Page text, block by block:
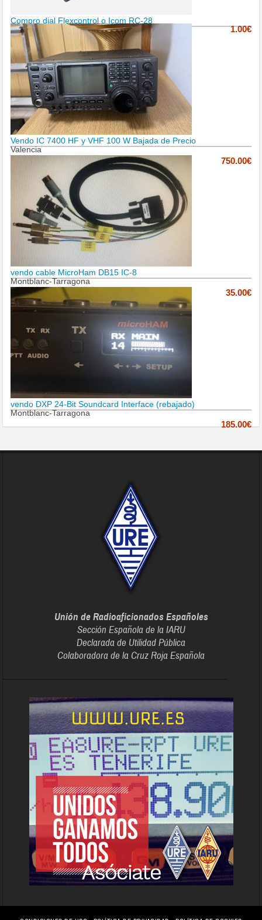
Compro dial Flexcontrol o Icom RC-28
1.00€
Vendo IC 7400 HF y VHF 100 W Bajada de Precio
Valencia
750.00€
vendo cable MicroHam DB15 IC-8
Montblanc-Tarragona
35.00€
vendo DXP 24-Bit Soundcard Interface (rebajado)
Montblanc-Tarragona
185.00€
Unión de Radioaficionados Españoles
Sección Española de la IARU
Declarada de Utilidad Pública
Colaboradora de la Cruz Roja Española